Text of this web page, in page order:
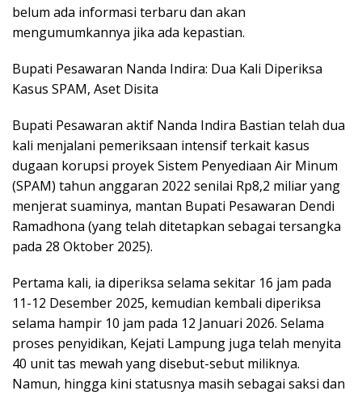
belum ada informasi terbaru dan akan
mengumumkannya jika ada kepastian.
Bupati Pesawaran Nanda Indira: Dua Kali Diperiksa
Kasus SPAM, Aset Disita
Bupati Pesawaran aktif Nanda Indira Bastian telah dua
kali menjalani pemeriksaan intensif terkait kasus
dugaan korupsi proyek Sistem Penyediaan Air Minum
(SPAM) tahun anggaran 2022 senilai Rp8,2 miliar yang
menjerat suaminya, mantan Bupati Pesawaran Dendi
Ramadhona (yang telah ditetapkan sebagai tersangka
pada 28 Oktober 2025).
Pertama kali, ia diperiksa selama sekitar 16 jam pada
11-12 Desember 2025, kemudian kembali diperiksa
selama hampir 10 jam pada 12 Januari 2026. Selama
proses penyidikan, Kejati Lampung juga telah menyita
40 unit tas mewah yang disebut-sebut miliknya.
Namun, hingga kini statusnya masih sebagai saksi dan